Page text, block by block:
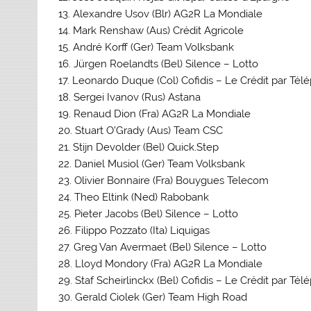
13. Alexandre Usov (Blr) AG2R La Mondiale
14. Mark Renshaw (Aus) Crédit Agricole
15. André Korff (Ger) Team Volksbank
16. Jürgen Roelandts (Bel) Silence – Lotto
17. Leonardo Duque (Col) Cofidis – Le Crédit par
18. Sergei Ivanov (Rus) Astana
19. Renaud Dion (Fra) AG2R La Mondiale
20. Stuart O’Grady (Aus) Team CSC
21. Stijn Devolder (Bel) Quick.Step
22. Daniel Musiol (Ger) Team Volksbank
23. Olivier Bonnaire (Fra) Bouygues Telecom
24. Theo Eltink (Ned) Rabobank
25. Pieter Jacobs (Bel) Silence – Lotto
26. Filippo Pozzato (Ita) Liquigas
27. Greg Van Avermaet (Bel) Silence – Lotto
28. Lloyd Mondory (Fra) AG2R La Mondiale
29. Staf Scheirlinckx (Bel) Cofidis – Le Crédit par
30. Gerald Ciolek (Ger) Team High Road